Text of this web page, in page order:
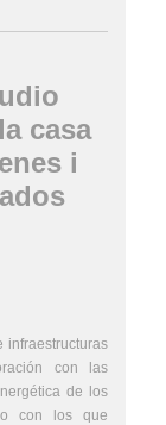
casa
i
infraestructuras
con las
de los
o con los que